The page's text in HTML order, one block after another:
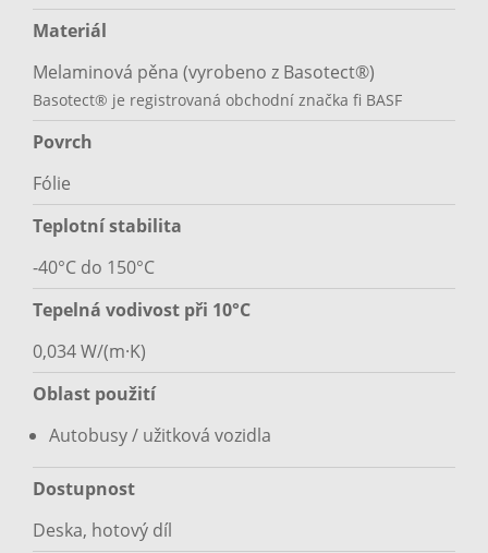
Materiál
Melaminová pěna (vyrobeno z Basotect®)
Basotect® je registrovaná obchodní značka fi BASF
Povrch
Fólie
Teplotní stabilita
-40°C do 150°C
Tepelná vodivost při 10°C
0,034 W/(m·K)
Oblast použití
Autobusy / užitková vozidla
Dostupnost
Deska, hotový díl